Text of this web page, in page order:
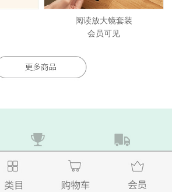
阅读放大镜套装
会员可见